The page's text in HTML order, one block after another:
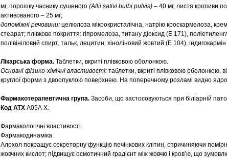
мг, порошку часнику сушеного (Аlliі sativi bulbi риlvіs) – 40 мг, листя кропиви
активованого – 25 мг;
допоміжні речовини: целюлоза мікрокристалічна, натрію кроскармелоза,
стеарат; плівкове покриття: гіпромелоза, титану діоксид (Е 171),
полівініловий спирт, тальк, лецитин, хіноліновий жовтий (Е 104),
Лікарська форма. Таблетки, вкриті плівковою оболонкою.
Основні фізико-хімічні властивості: таблетки, вкриті плівковою оболонкою,
круглої форми з двоопуклою поверхнею. На поперечному розламі видно
Фармакотерапевтична група. Засоби, що застосовуються при біліарній
Код АТХ А05А Х.
Фармакологічні властивості.
Фармакодинаміка.
Алохол покращує секреторну функцію печінкових клітин, спричиняючи
жовчних кислот; підвищує осмотичний градієнт між жовчю і кров’ю, що